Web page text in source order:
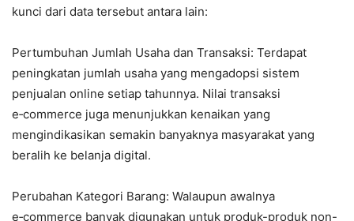
kunci dari data tersebut antara lain:
Pertumbuhan Jumlah Usaha dan Transaksi: Terdapat
peningkatan jumlah usaha yang mengadopsi sistem
penjualan online setiap tahunnya. Nilai transaksi
e‑commerce juga menunjukkan kenaikan yang
mengindikasikan semakin banyaknya masyarakat yang
beralih ke belanja digital.
Perubahan Kategori Barang: Walaupun awalnya
e‑commerce banyak digunakan untuk produk-produk non-